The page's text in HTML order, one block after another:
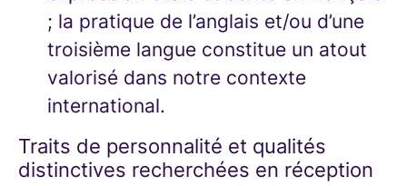
; la pratique de l’anglais et/ou d’une
troisième langue constitue un atout
valorisé dans notre contexte
international.
Traits de personnalité et qualités
distinctives recherchées en réception